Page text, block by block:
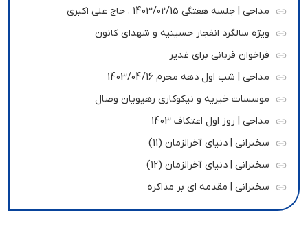
مداحی | جلسه هفتگی 1403/02/15 ، حاج علی اکبری
ویژه سالگرد انفجار حسینیه و شهدای کانون
فراخوان قربانی برای غدیر
مداحی | شب اول دهه محرم 1403/04/16
موسسات خیریه و نیکوکاری رهپویان وصال
مداحی | روز اول اعتکاف 1403
سخنرانی | دنیای آخرالزمان (11)
سخنرانی | دنیای آخرالزمان (12)
سخنرانی | مقدمه ای بر مذاکره